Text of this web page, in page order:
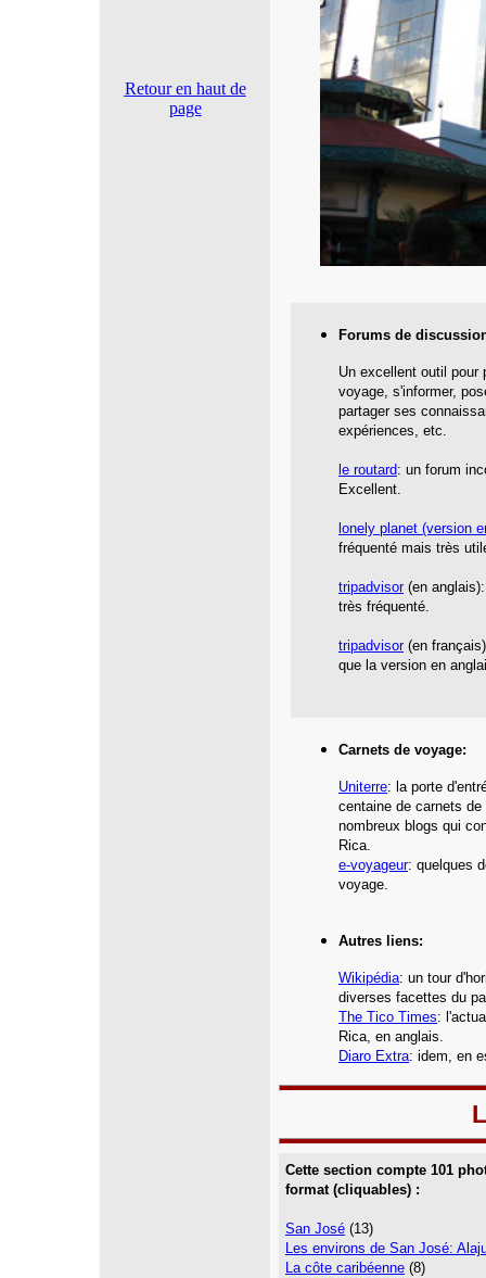
Retour en haut de
page
Forums de
Un excellent outil pour
voyage, s'informer,
partager ses
expériences, etc.
le routard: un forum
Excellent.
lonely planet (version
fréquenté mais très
tripadvisor(en
très fréquenté.
tripadvisor(en
que la version en
Carnets de voyage:
Uniterre: la porte
centaine de carnets
nombreux blogs qui
Rica.
e-voyageur: quelques
voyage.
Autres liens:
Wikipédia: un tour
diverses facettes du
The Tico Times:
Rica, en anglais.
Diaro Extra: idem, en
Cette section compte 101
format (cliquables) :
San José (13)
Les environs de San José:
La côte caribéenne (8)